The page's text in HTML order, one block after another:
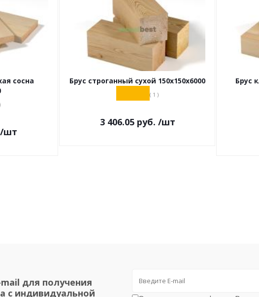
сосна
/шт
Брус строганный сухой 150х150х6000
( 1 )
3 406.05руб. /шт
Брус
для получения
с индивидуальной